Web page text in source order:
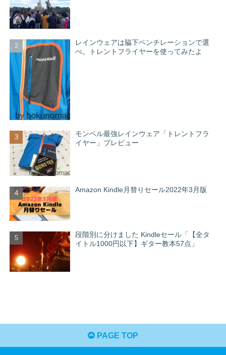
レインウェアは脇下ベンチレーションで選
べ。トレントフライヤーを使ってみたよ
モンベル最強レインウェア「トレントフラ
イヤー」プレビュー
Amazon Kindle月替りセール2022年3月版
段階別に分けました Kindleセール「【全タ
イトル1000円以下】ギター教本57点」
PAGE TOP